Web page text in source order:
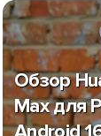
Обзор
Max для